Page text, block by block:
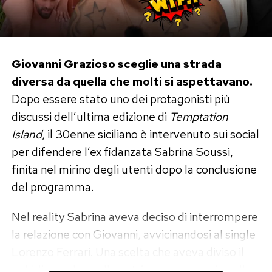
soltanto in un asciugamano nella camera
d’albergo.
Il momento più bello è con Nathan
Falco
Tra le fotografie condivise da Elisabetta
Gregoraci, quelle che hanno raccolto più
apprezzamenti sono dedicate al figlio Nathan
Falco, nato dal matrimonio con Flavio Briatore.
Mamma e figlio appaiono sorridenti durante una
serata trascorsa insieme in un locale affacciato
sul mare, tra musica, luci e atmosfera estiva.
Giovanni Grazioso sceglie una strada
diversa da quella che molti si aspettavano.
Dopo essere stato uno dei protagonisti più
discussi dell’ultima edizione di Temptation
Island, il 30enne siciliano è intervenuto sui social
per difendere l’ex fidanzata Sabrina Soussi,
finita nel mirino degli utenti dopo la conclusione
del programma.
Nel reality Sabrina aveva deciso di interrompere
la relazione con Giovanni, avvicinandosi al single